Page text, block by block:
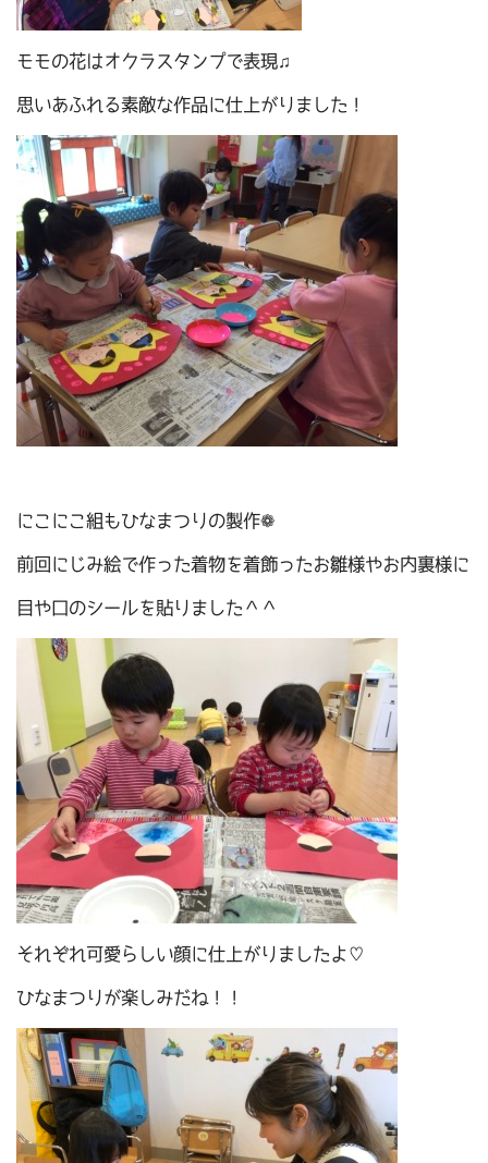
モモの花はオクラスタンプで表現♫
思いあふれる素敵な作品に仕上がりました！
にこにこ組もひなまつりの製作❁
前回にじみ絵で作った着物を着飾ったお雛様やお内裏様に
目や口のシールを貼りました＾＾
それぞれ可愛らしい顔に仕上がりましたよ♡
ひなまつりが楽しみだね！！